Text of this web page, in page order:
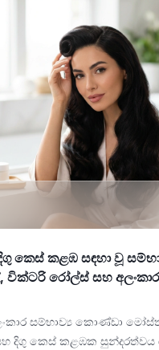
කෙස් කළඹ සඳහා වූ
වික්ටරි රෝල්ස් සහ
සම්භාව්‍ය කොණ්ඩා
දිගු කෙස් කළඹක සුන්දරත්වය